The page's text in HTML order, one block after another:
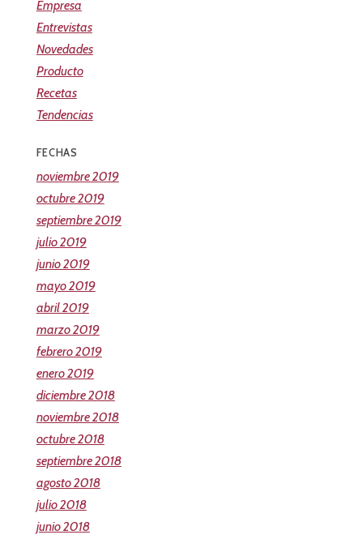
Empresa
Entrevistas
Novedades
Producto
Recetas
Tendencias
FECHAS
noviembre 2019
octubre 2019
septiembre 2019
julio 2019
junio 2019
mayo 2019
abril 2019
marzo 2019
febrero 2019
enero 2019
diciembre 2018
noviembre 2018
octubre 2018
septiembre 2018
agosto 2018
julio 2018
junio 2018